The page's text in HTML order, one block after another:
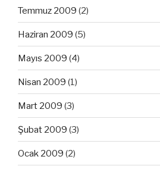
Temmuz 2009 (2)
Haziran 2009 (5)
Mayıs 2009 (4)
Nisan 2009 (1)
Mart 2009 (3)
Şubat 2009 (3)
Ocak 2009 (2)